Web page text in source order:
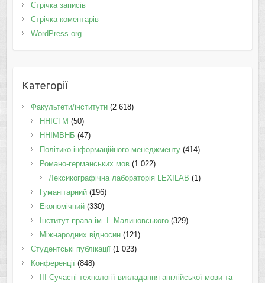
Стрічка записів
Стрічка коментарів
WordPress.org
Категорії
Факультети/інститути(2 618)
ННІСГМ (50)
ННІМВНБ (47)
Політико-інформаційного менеджменту(414)
Романо-германських мов(1 022)
Лексикографічна лабораторія LEXILAB (1)
Гуманітарний(196)
Економічний(330)
Інститут права ім. І. Малиновського(329)
Міжнародних відносин(121)
Студентські публікації(1 023)
Конференції(848)
III Сучасні технології викладання англійської мови та